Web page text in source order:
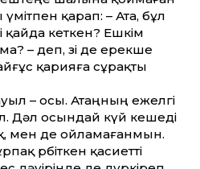
қарап: – Ата, бұл
қайда кеткен? Ешкім
– деп, өзі де ерекше
қарияға сұрақты
– осы. Атаңның ежелгі
Дәл осындай күй кешеді
мен де ойламағанмын.
өрбіткен қасиетті